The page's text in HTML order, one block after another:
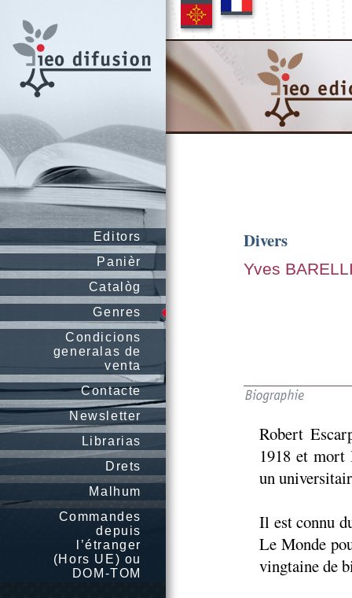
Editors
Panièr
Catalòg
Genres
Condicions
generalas de
venta
Contacte
Newsletter
Librarias
Drets
Malhum
Commandes
depuis
l’étranger
(Hors UE) ou
DOM-TOM
Divers
Yves
Robert
1918 et mort
un
Il est connu
Le Monde
vingtaine de